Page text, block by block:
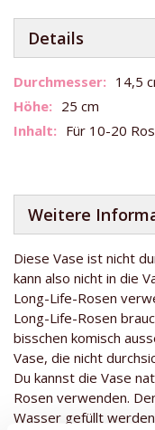
Details
Weitere
Informationen
14,5
25 cm
Für 10-20
Weitere
Diese Vase ist nicht
kann also nicht in die
Long-Life-Rosen
Long-Life-Rosen
bisschen komisch
Vase, die nicht
Du kannst die Vase
Rosen verwenden.
Wasser gefüllt